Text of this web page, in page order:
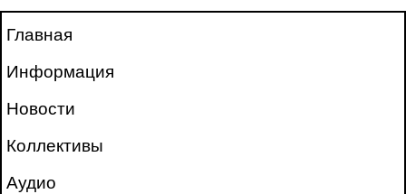
Главная
Информация
Новости
Коллективы
Аудио